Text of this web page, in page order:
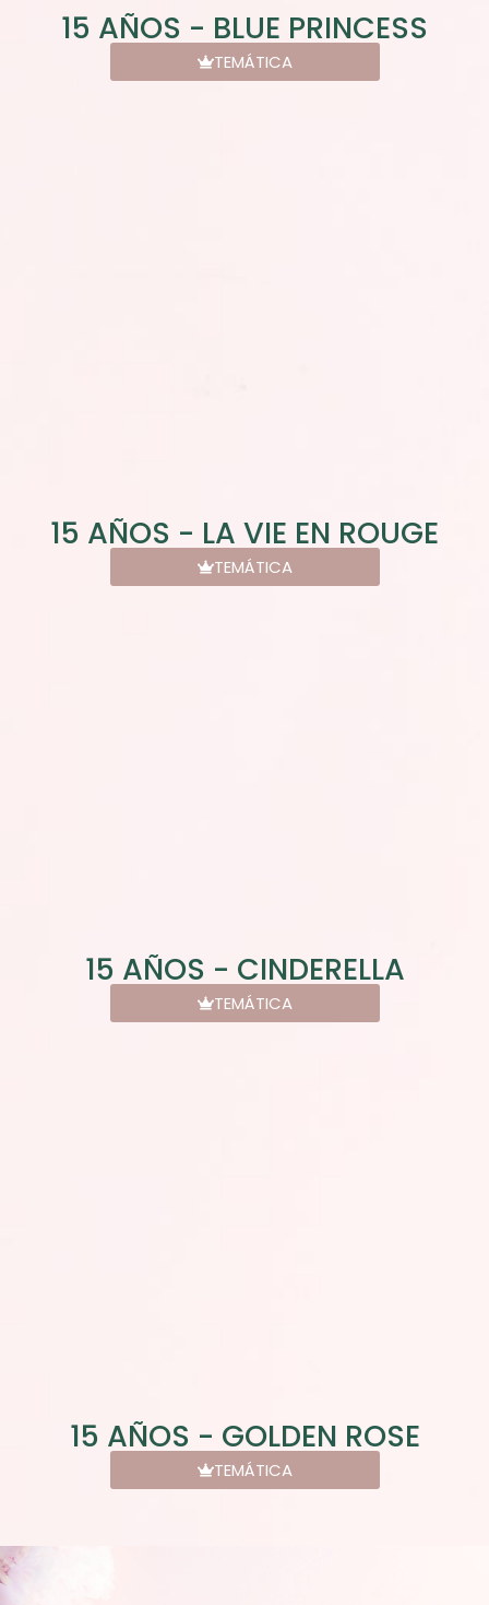
15 AÑOS - BLUE PRINCESS
TEMÁTICA
15 AÑOS - LA VIE EN ROUGE
TEMÁTICA
15 AÑOS - CINDERELLA
TEMÁTICA
15 AÑOS - GOLDEN ROSE
TEMÁTICA